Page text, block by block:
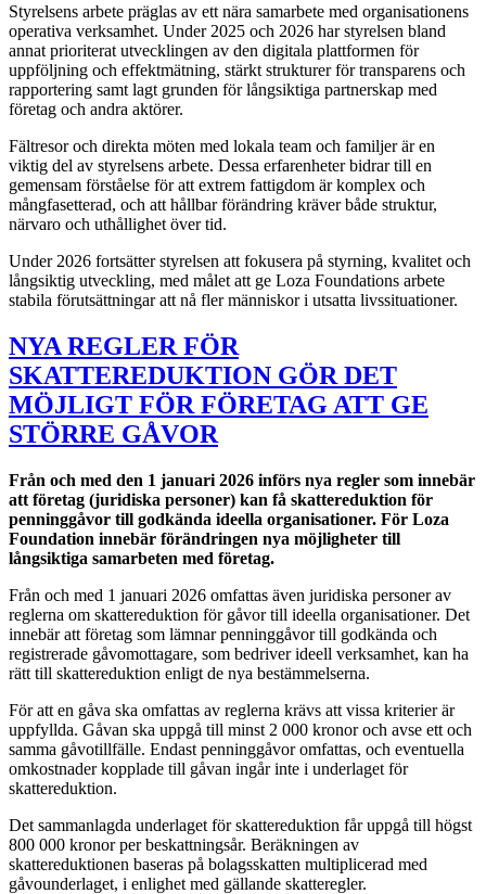
Styrelsens arbete präglas av ett nära samarbete med organisationens
operativa verksamhet. Under 2025 och 2026 har styrelsen bland
annat prioriterat utvecklingen av den digitala plattformen för
uppföljning och effektmätning, stärkt strukturer för transparens och
rapportering samt lagt grunden för långsiktiga partnerskap med
företag och andra aktörer.
Fältresor och direkta möten med lokala team och familjer är en
viktig del av styrelsens arbete. Dessa erfarenheter bidrar till en
gemensam förståelse för att extrem fattigdom är komplex och
mångfasetterad, och att hållbar förändring kräver både struktur,
närvaro och uthållighet över tid.
Under 2026 fortsätter styrelsen att fokusera på styrning, kvalitet och
långsiktig utveckling, med målet att ge Loza Foundations arbete
stabila förutsättningar att nå fler människor i utsatta livssituationer.
NYA REGLER FÖR
SKATTEREDUKTION GÖR DET
MÖJLIGT FÖR FÖRETAG ATT GE
STÖRRE GÅVOR
Från och med den 1 januari 2026 införs nya regler som innebär
att företag (juridiska personer) kan få skattereduktion för
penninggåvor till godkända ideella organisationer. För Loza
Foundation innebär förändringen nya möjligheter till
långsiktiga samarbeten med företag.
Från och med 1 januari 2026 omfattas även juridiska personer av
reglerna om skattereduktion för gåvor till ideella organisationer. Det
innebär att företag som lämnar penninggåvor till godkända och
registrerade gåvomottagare, som bedriver ideell verksamhet, kan ha
rätt till skattereduktion enligt de nya bestämmelserna.
För att en gåva ska omfattas av reglerna krävs att vissa kriterier är
uppfyllda. Gåvan ska uppgå till minst 2 000 kronor och avse ett och
samma gåvotillfälle. Endast penninggåvor omfattas, och eventuella
omkostnader kopplade till gåvan ingår inte i underlaget för
skattereduktion.
Det sammanlagda underlaget för skattereduktion får uppgå till högst
800 000 kronor per beskattningsår. Beräkningen av
skattereduktionen baseras på bolagsskatten multiplicerad med
gåvounderlaget, i enlighet med gällande skatteregler.